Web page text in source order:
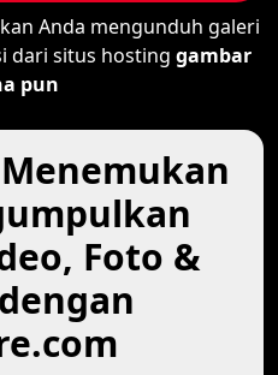
Anda mengunduh galeri
dari situs hosting gambar
pun
Foto &